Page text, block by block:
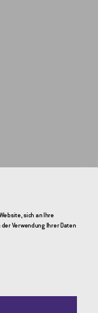
sich an Ihre
Verwendung Ihrer Daten